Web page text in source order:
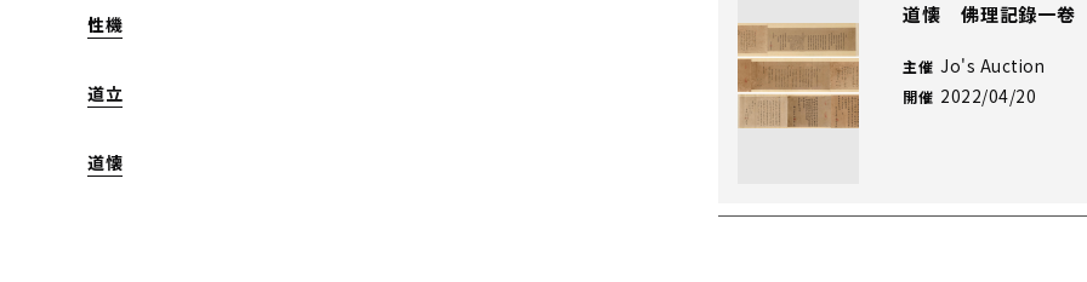
性機
道立
道懐
道懐 佛理記錄一卷
主催 Jo's Auction
開催 2022/04/20